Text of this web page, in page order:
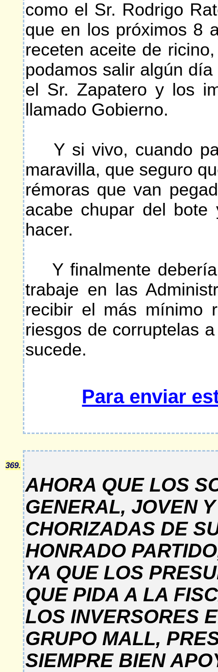
como el Sr. Rodrigo
que en los próximos 8
receten aceite de
podamos salir algún
el Sr. Zapatero y los
llamado Gobierno.
Y si vivo, cuando
maravilla, que seguro
rémoras que van
acabe chupar del bote
hacer.
Y finalmente debería
trabaje en las
recibir el más mínimo
riesgos de corruptelas
sucede.
Para enviar
369.
AHORA QUE LOS
GENERAL, JOVEN
CHORIZADAS DE
HONRADO
YA QUE LOS
QUE PIDA A LA
LOS INVERSORES
GRUPO MALL,
SIEMPRE BIEN